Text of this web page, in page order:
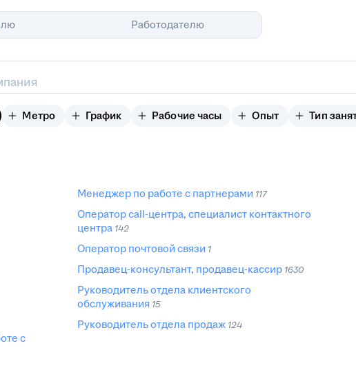
Работодателю
Метро График Рабочие часы Опыт Тип
с
Менеджер по работе с партнерами 117
Оператор call-центра, специалист контактного
центра 142
Оператор почтовой связи 1
Продавец-консультант, продавец-кассир 1630
Руководитель отдела клиентского
обслуживания 15
Руководитель отдела продаж 124